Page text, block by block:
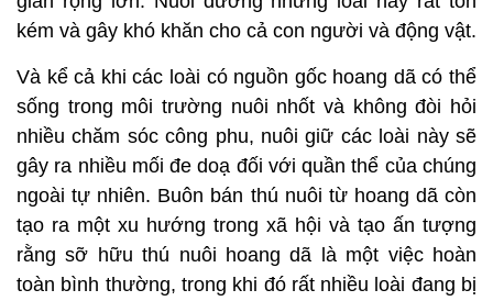
kém và gây khó khăn cho cả con người và động vật.
Và kể cả khi các loài có nguồn gốc hoang dã có thể
sống trong môi trường nuôi nhốt và không đòi hỏi
nhiều chăm sóc công phu, nuôi giữ các loài này sẽ
gây ra nhiều mối đe doạ đối với quần thể của chúng
ngoài tự nhiên. Buôn bán thú nuôi từ hoang dã còn
tạo ra một xu hướng trong xã hội và tạo ấn tượng
rằng sỡ hữu thú nuôi hoang dã là một việc hoàn
toàn bình thường, trong khi đó rất nhiều loài đang bị